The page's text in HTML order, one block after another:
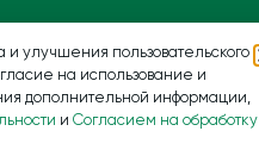
улучшения пользовательского
на использование и
дополнительной информации,
и Согласием на обработку